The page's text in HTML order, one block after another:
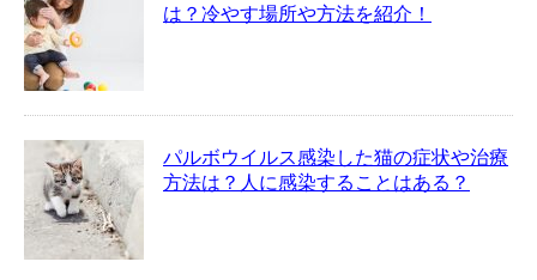
は？冷やす場所や方法を紹介！
パルボウイルス感染した猫の症状や治療
方法は？人に感染することはある？